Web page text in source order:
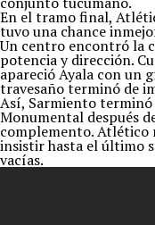
En el tramo final,
tuvo una chance
Un centro encontró la
potencia y dirección.
apareció Ayala con un
travesaño terminó de
Así, Sarmiento
Monumental después
complemento. Atlético
insistir hasta el último
vacías.